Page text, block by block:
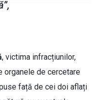
, victima infracțiunilor,
organele de cercetare
față de cei doi aflați